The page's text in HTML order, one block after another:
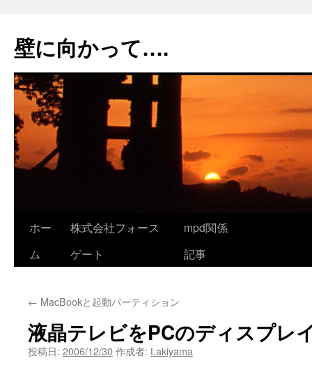
テ
ン
へ
ス
キ
ッ
プ
壁に向かって….
ホー
ム
株式会社フォース
ゲート
mpd関係
記事
← MacBookと起動パーティション
液晶テレビをPCのディスプレ
投稿日: 2006/12/30作成者: t.akiyama